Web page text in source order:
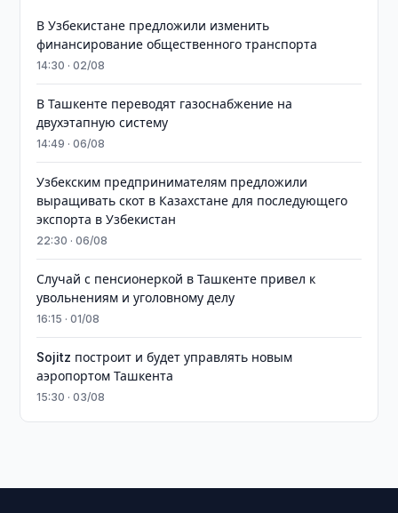
В Узбекистане предложили изменить
финансирование общественного транспорта
14:30 · 02/08
В Ташкенте переводят газоснабжение на
двухэтапную систему
14:49 · 06/08
Узбекским предпринимателям предложили
выращивать скот в Казахстане для последующего
экспорта в Узбекистан
22:30 · 06/08
Случай с пенсионеркой в Ташкенте привел к
увольнениям и уголовному делу
16:15 · 01/08
Sojitz построит и будет управлять новым
аэропортом Ташкента
15:30 · 03/08